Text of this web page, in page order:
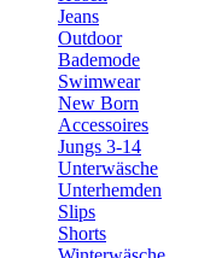
Jeans
Outdoor
Bademode
Swimwear
New Born
Accessoires
Jungs 3-14
Unterwäsche
Unterhemden
Slips
Shorts